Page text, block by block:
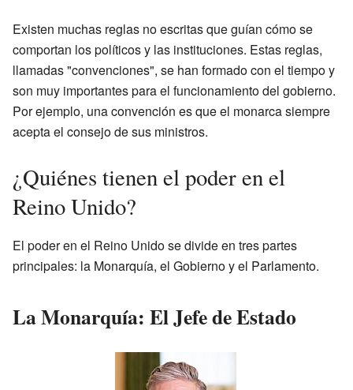
Existen muchas reglas no escritas que guían cómo se
comportan los políticos y las instituciones. Estas reglas,
llamadas "convenciones", se han formado con el tiempo y
son muy importantes para el funcionamiento del gobierno.
Por ejemplo, una convención es que el monarca siempre
acepta el consejo de sus ministros.
¿Quiénes tienen el poder en el
Reino Unido?
El poder en el Reino Unido se divide en tres partes
principales: la Monarquía, el Gobierno y el Parlamento.
La Monarquía: El Jefe de Estado